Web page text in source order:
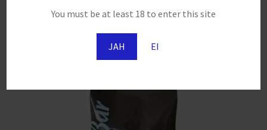
You must be at least 18 to enter this site
JAH EI